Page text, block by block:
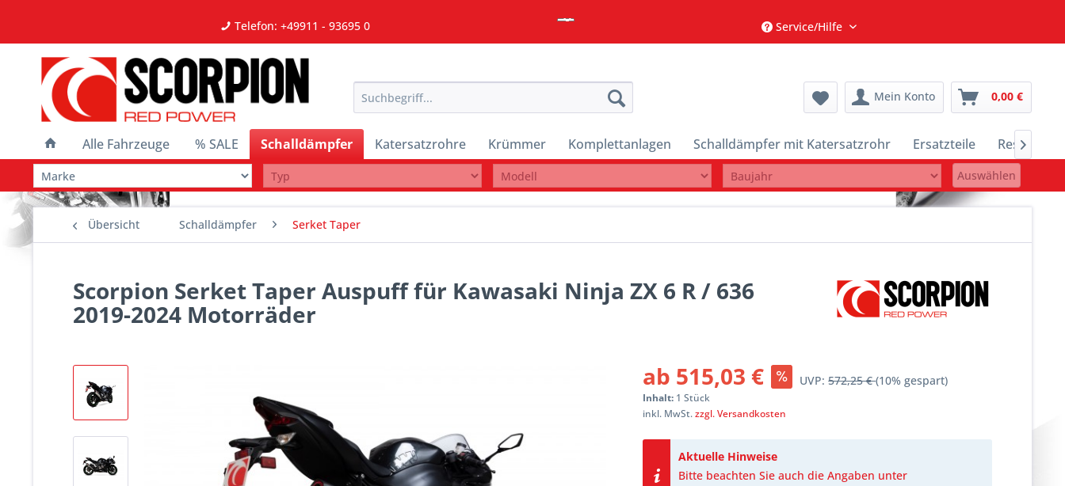
Telefon: +49911 - 93695 0 Service/Hilfe
Mein Konto 0,00 €
Alle Fahrzeuge % SALE Schalldämpfer Katersatzrohre Krümmer Komplettanlagen Schalldämpfer mit Katersatzrohr Ersatzteile Restposten

Auswählen
Übersicht Schalldämpfer Serket Taper
Scorpion Serket Taper Auspuff für Kawasaki Ninja ZX 6 R / 636
2019-2024 Motorräder
ab 515,03 € UVP:572,25 €(10% gespart)
Inhalt: 1 Stück
inkl. MwSt.zzgl. Versandkosten
Aktuelle Hinweise
Bitte beachten Sie auch die Angaben unter